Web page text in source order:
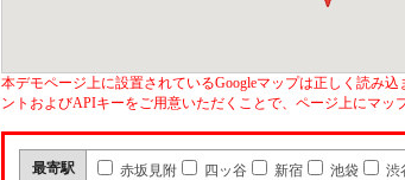
本デモページ上に設置されているGoogleマップは正しく読み
ントおよびAPIキーをご用意いただくことで、ページ上にマッ
最寄駅 赤坂見附 四ッ谷 新宿 池袋 渋